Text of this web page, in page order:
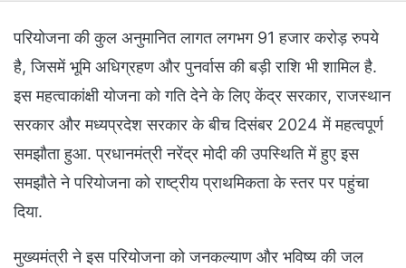
परियोजना की कुल अनुमानित लागत लगभग 91 हजार करोड़ रुपये
है, जिसमें भूमि अधिग्रहण और पुनर्वास की बड़ी राशि भी शामिल है.
इस महत्वाकांक्षी योजना को गति देने के लिए केंद्र सरकार, राजस्थान
सरकार और मध्यप्रदेश सरकार के बीच दिसंबर 2024 में महत्वपूर्ण
समझौता हुआ. प्रधानमंत्री नरेंद्र मोदी की उपस्थिति में हुए इस
समझौते ने परियोजना को राष्ट्रीय प्राथमिकता के स्तर पर पहुंचा
दिया.
मुख्यमंत्री ने इस परियोजना को जनकल्याण और भविष्य की जल